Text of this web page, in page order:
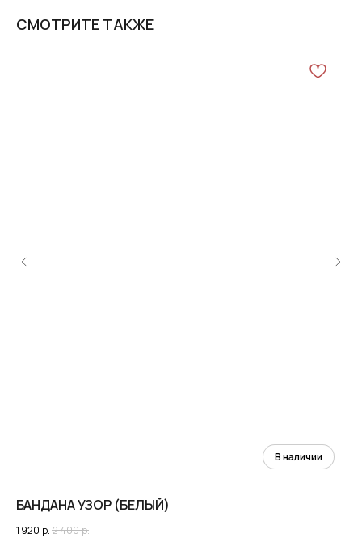
СМОТРИТЕ ТАКЖЕ
БАНДАНА УЗОР (БЕЛЫЙ)
1 920 р. 2 400р.